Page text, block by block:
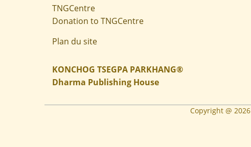
Donation to TNGCentre
Plan du site
KONCHOG TSEGPA PARKHANG®
Dharma Publishing House
Copyright @ 2026